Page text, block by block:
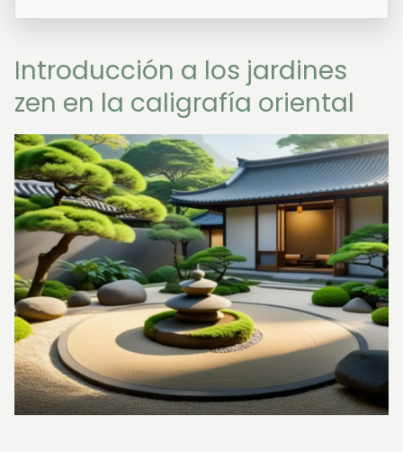
Introducción a los jardines
zen en la caligrafía oriental